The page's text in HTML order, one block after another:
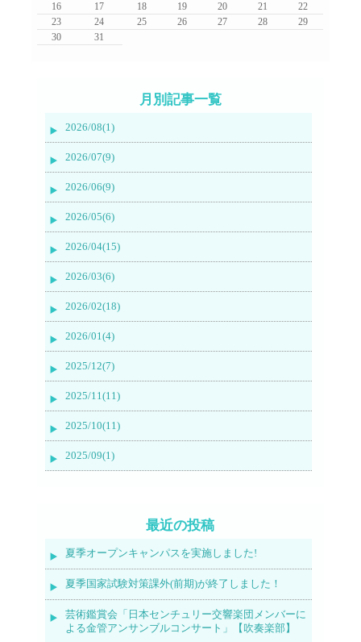
16
17 18 19 20 21
22
23
24 25 26 27 28
29
30
31
月別記事一覧
2026/08(1)
2026/07(9)
2026/06(9)
2026/05(6)
2026/04(15)
2026/03(6)
2026/02(18)
2026/01(4)
2025/12(7)
2025/11(11)
2025/10(11)
2025/09(1)
最近の投稿
夏季オープンキャンパスを実施しました!
夏季国家試験対策課外(前期)が終了しました！
芸術鑑賞会「日本センチュリー交響楽団メンバーに
よる金管アンサンブルコンサート」【吹奏楽部】